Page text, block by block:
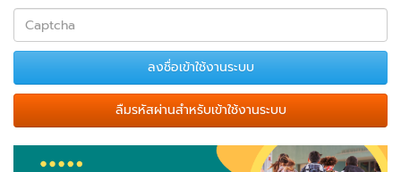
ลืมรหัสผ่านสำหรับเข้าใช้งานระบบ